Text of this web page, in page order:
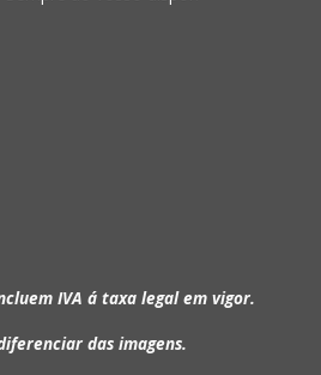
IVA á taxa legal em vigor.
das imagens.